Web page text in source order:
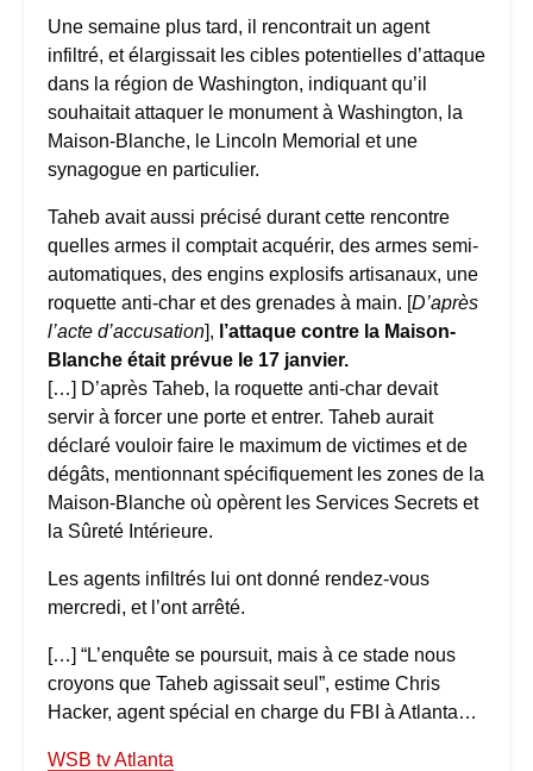
Une semaine plus tard, il rencontrait un agent
infiltré, et élargissait les cibles potentielles d’attaque
dans la région de Washington, indiquant qu’il
souhaitait attaquer le monument à Washington, la
Maison-Blanche, le Lincoln Memorial et une
synagogue en particulier.
Taheb avait aussi précisé durant cette rencontre
quelles armes il comptait acquérir, des armes semi-
automatiques, des engins explosifs artisanaux, une
roquette anti-char et des grenades à main. [D’après
l’acte d’accusation], l’attaque contre la Maison-
Blanche était prévue le 17 janvier.
[…] D’après Taheb, la roquette anti-char devait
servir à forcer une porte et entrer. Taheb aurait
déclaré vouloir faire le maximum de victimes et de
dégâts, mentionnant spécifiquement les zones de la
Maison-Blanche où opèrent les Services Secrets et
la Sûreté Intérieure.
Les agents infiltrés lui ont donné rendez-vous
mercredi, et l’ont arrêté.
[…] “L’enquête se poursuit, mais à ce stade nous
croyons que Taheb agissait seul”, estime Chris
Hacker, agent spécial en charge du FBI à Atlanta…
WSB tv Atlanta